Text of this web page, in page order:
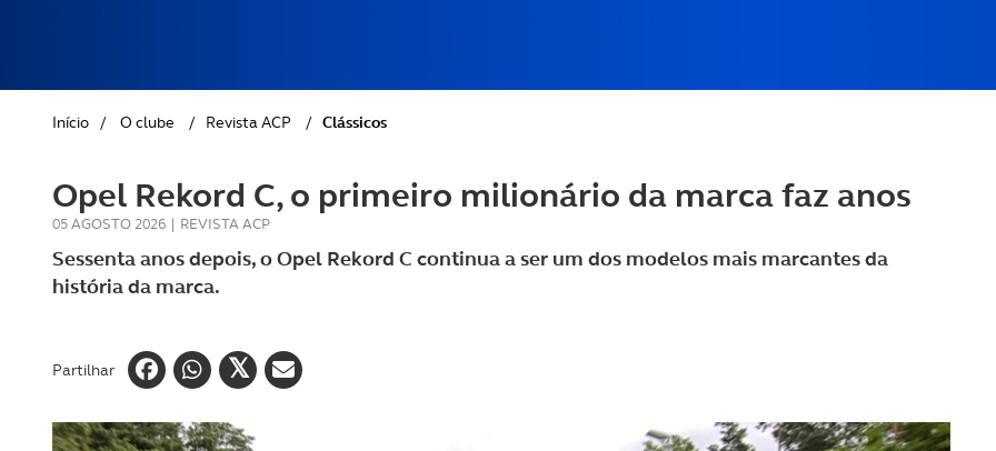
GOLFE
AUTOCARAVANISMO
Início / O clube / Revista ACP / Clássicos
Opel Rekord C, o primeiro milionário da marca faz anos
05 AGOSTO 2026 | REVISTA ACP
Sessenta anos depois, o Opel Rekord C continua a ser um dos modelos mais marcantes da
história da marca.
Partilhar